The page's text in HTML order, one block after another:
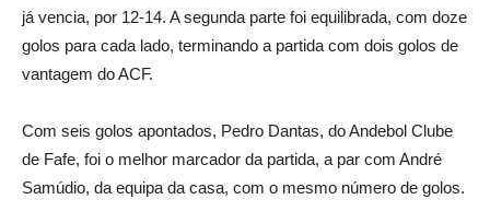
já vencia, por 12-14. A segunda parte foi equilibrada, com doze
golos para cada lado, terminando a partida com dois golos de
vantagem do ACF.
Com seis golos apontados, Pedro Dantas, do Andebol Clube
de Fafe, foi o melhor marcador da partida, a par com André
Samúdio, da equipa da casa, com o mesmo número de golos.